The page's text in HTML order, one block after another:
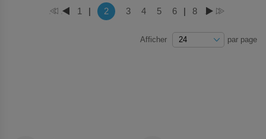
Page
Page
1 | Vous lisez actuellement la page
2 Page
3 Page
4 Page
5 Page
6 | Page
8
Afficher par page